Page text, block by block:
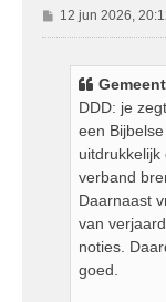
B
e
12 jun 2026,
DDD: je
een
uitdrukkelijk
verband
Daarnaast
van
noties.
goed.